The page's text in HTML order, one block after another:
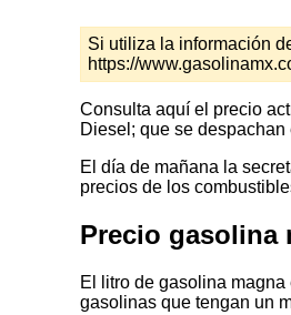
Si utiliza la información
https://
Consulta aquí el precio
Diesel; que se
El día de mañana la
precios de los
Precio gasolina
El litro de gasolina
gasolinas que tengan un